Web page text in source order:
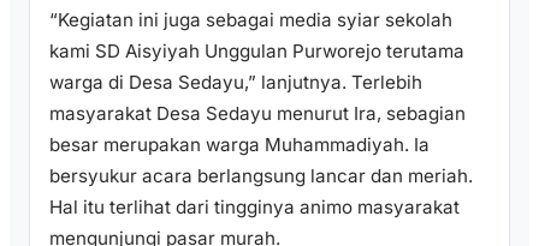
“Kegiatan ini juga sebagai media syiar sekolah
kami SD Aisyiyah Unggulan Purworejo terutama
warga di Desa Sedayu,” lanjutnya. Terlebih
masyarakat Desa Sedayu menurut Ira, sebagian
besar merupakan warga Muhammadiyah. Ia
bersyukur acara berlangsung lancar dan meriah.
Hal itu terlihat dari tingginya animo masyarakat
mengunjungi pasar murah.